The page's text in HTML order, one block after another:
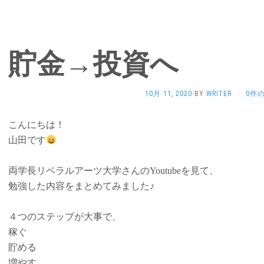
貯金→投資へ
10月 11, 2020 BY WRITER · 0件
こんにちは！
山田です
両学長リベラルアーツ大学さんのYoutubeを見て、
勉強した内容をまとめてみました♪
４つのステップが大事で、
稼ぐ
貯める